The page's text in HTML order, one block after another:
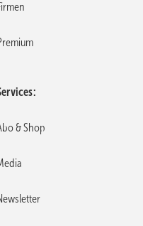
spart
& Shop